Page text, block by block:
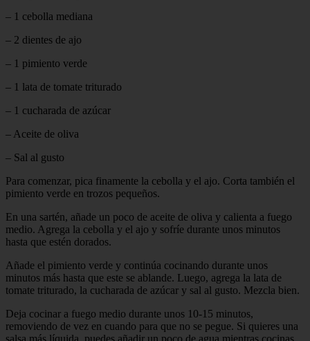
– 1 cebolla mediana
– 2 dientes de ajo
– 1 pimiento verde
– 1 lata de tomate triturado
– 1 cucharada de azúcar
– Aceite de oliva
– Sal al gusto
Para comenzar, pica finamente la cebolla y el ajo. Corta también el
pimiento verde en trozos pequeños.
En una sartén, añade un poco de aceite de oliva y calienta a fuego
medio. Agrega la cebolla y el ajo y sofríe durante unos minutos
hasta que estén dorados.
Añade el pimiento verde y continúa cocinando durante unos
minutos más hasta que este se ablande. Luego, agrega la lata de
tomate triturado, la cucharada de azúcar y sal al gusto. Mezcla bien.
Deja cocinar a fuego medio durante unos 10-15 minutos,
removiendo de vez en cuando para que no se pegue. Si quieres una
salsa más líquida, puedes añadir un poco de agua mientras cocinas.